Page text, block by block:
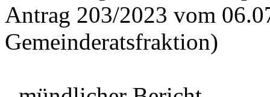
Antrag 203/2023 vom
Gemeinderatsfraktion)